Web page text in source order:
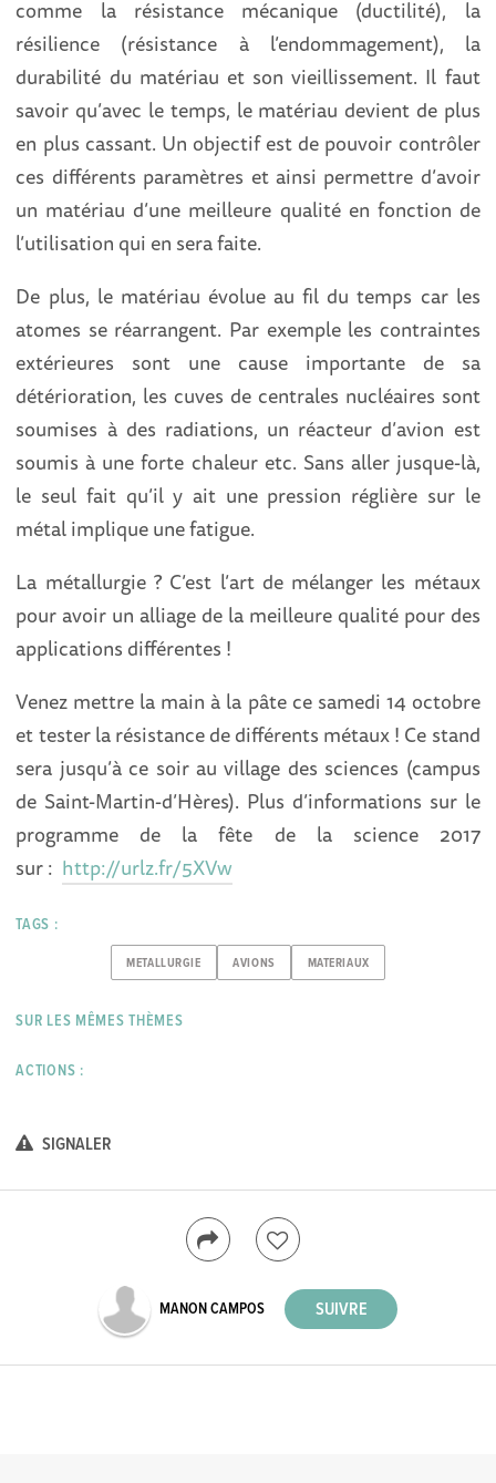
comme la résistance mécanique (ductilité), la
résilience (résistance à l’endommagement), la
durabilité du matériau et son vieillissement. Il faut
savoir qu’avec le temps, le matériau devient de plus
en plus cassant. Un objectif est de pouvoir contrôler
ces différents paramètres et ainsi permettre d’avoir
un matériau d’une meilleure qualité en fonction de
l’utilisation qui en sera faite.
De plus, le matériau évolue au fil du temps car les
atomes se réarrangent. Par exemple les contraintes
extérieures sont une cause importante de sa
détérioration, les cuves de centrales nucléaires sont
soumises à des radiations, un réacteur d’avion est
soumis à une forte chaleur etc. Sans aller jusque-là,
le seul fait qu’il y ait une pression réglière sur le
métal implique une fatigue.
La métallurgie ? C’est l’art de mélanger les métaux
pour avoir un alliage de la meilleure qualité pour des
applications différentes !
Venez mettre la main à la pâte ce samedi 14 octobre
et tester la résistance de différents métaux ! Ce stand
sera jusqu’à ce soir au village des sciences (campus
de Saint-Martin-d’Hères). Plus d’informations sur le
programme de la fête de la science 2017
sur : http://urlz.fr/5XVw
TAGS :
METALLURGIE AVIONS MATERIAUX
SUR LES MÊMES THÈMES
ACTIONS :
SIGNALER
MANON CAMPOS